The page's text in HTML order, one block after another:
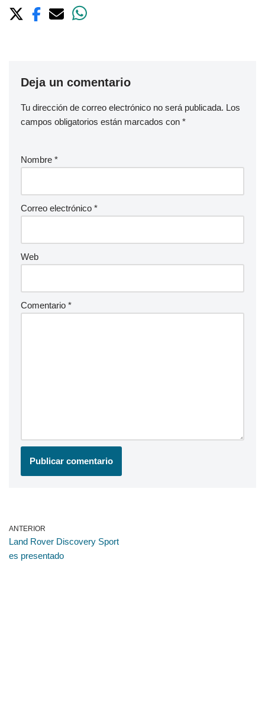
Deja un comentario
Tu dirección de correo electrónico no será publicada. Los
campos obligatorios están marcados con *
Nombre *
Correo electrónico *
Web
Comentario *
ANTERIOR
Land Rover Discovery Sport
es presentado